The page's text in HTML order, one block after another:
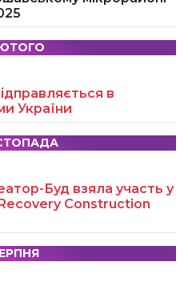
в
України
Буд взяла участь у
Construction